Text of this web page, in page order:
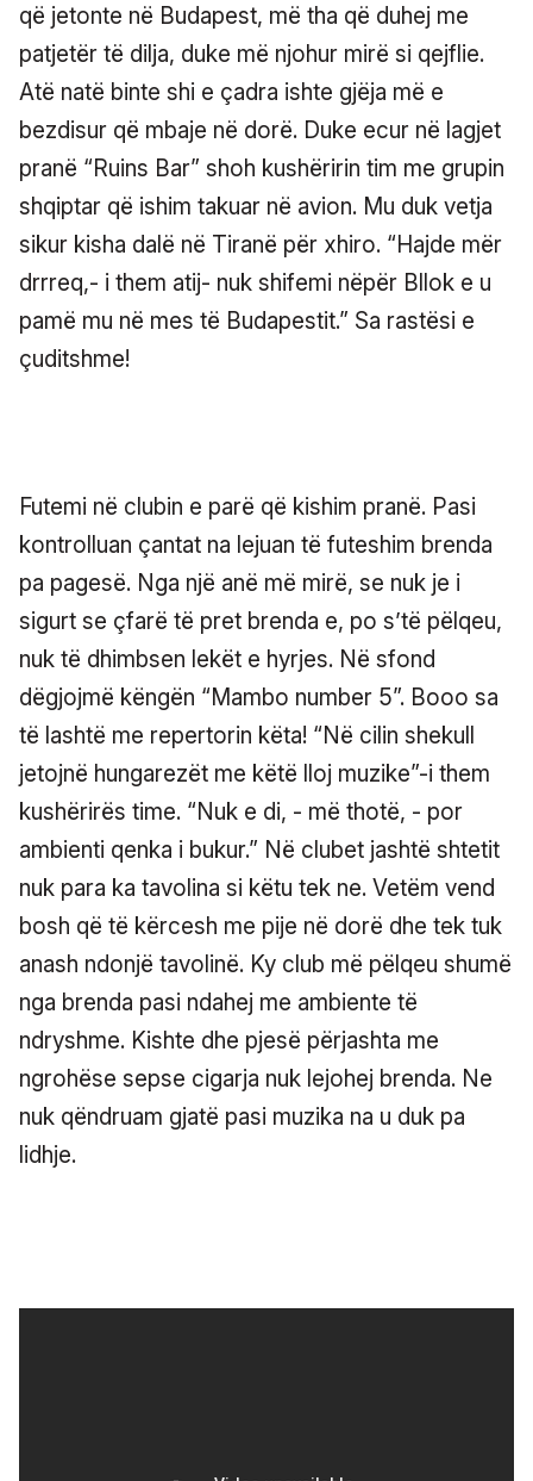
që jetonte në Budapest, më tha që duhej me
patjetër të dilja, duke më njohur mirë si qejflie.
Atë natë binte shi e çadra ishte gjëja më e
bezdisur që mbaje në dorë. Duke ecur në lagjet
pranë “Ruins Bar” shoh kushëririn tim me grupin
shqiptar që ishim takuar në avion. Mu duk vetja
sikur kisha dalë në Tiranë për xhiro. “Hajde mër
drrreq,- i them atij- nuk shifemi nëpër Bllok e u
pamë mu në mes të Budapestit.” Sa rastësi e
çuditshme!
Futemi në clubin e parë që kishim pranë. Pasi
kontrolluan çantat na lejuan të futeshim brenda
pa pagesë. Nga një anë më mirë, se nuk je i
sigurt se çfarë të pret brenda e, po s’të pëlqeu,
nuk të dhimbsen lekët e hyrjes. Në sfond
dëgjojmë këngën “Mambo number 5”. Booo sa
të lashtë me repertorin këta! “Në cilin shekull
jetojnë hungarezët me këtë lloj muzike”-i them
kushërirës time. “Nuk e di, - më thotë, - por
ambienti qenka i bukur.” Në clubet jashtë shtetit
nuk para ka tavolina si këtu tek ne. Vetëm vend
bosh që të kërcesh me pije në dorë dhe tek tuk
anash ndonjë tavolinë. Ky club më pëlqeu shumë
nga brenda pasi ndahej me ambiente të
ndryshme. Kishte dhe pjesë përjashta me
ngrohëse sepse cigarja nuk lejohej brenda. Ne
nuk qëndruam gjatë pasi muzika na u duk pa
lidhje.